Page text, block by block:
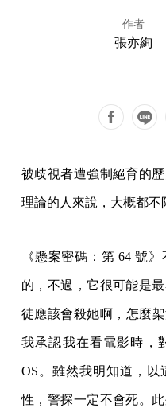
作者
張亦絢
被歧視者遭強制絕育的
理論的人來說，大概都不
《懸案密碼：第 64 號
的，不過，它很可能是
徒應該會殺她啊，怎麼
我承認我在看電影時，
OS。雖然我明知道，以
性，警探一定不會死。